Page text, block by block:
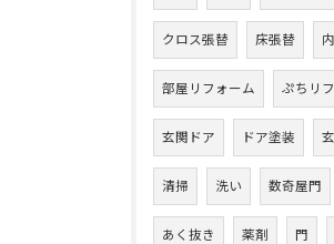
クロス張替 床張替
部屋リフォーム ぷちリ
玄関ドア ドア塗装
清掃 洗い 数奇屋門
あく抜き 薬剤 門